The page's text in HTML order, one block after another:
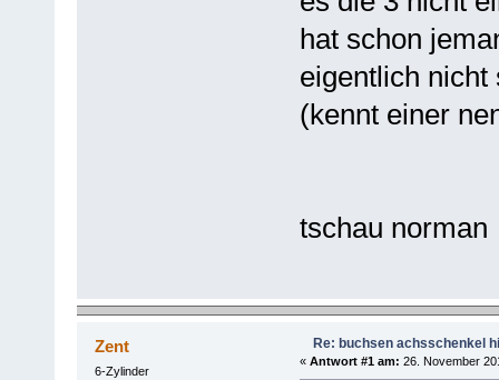
hat schon
eigentlich nicht
(kennt einer
tschau norman
Zent
6-Zylinder
Re: buchsen achsschenkel
« Antwort #1 am: 26. November